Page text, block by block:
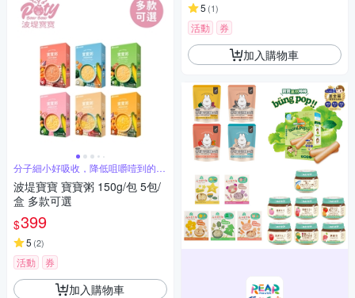
分子細小好吸收，降低咀嚼噎到的可
能性
波堤寶寶 寶寶粥 150g/包 5包/
盒 多款可選
$399
5 (2)
活動 券
加入購物車
5 (1)
活動 券
加入購物車